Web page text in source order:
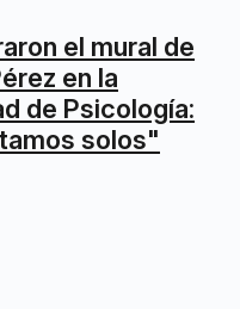
el mural de
en la
de Psicología:
solos"